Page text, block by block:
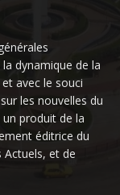
dynamique de la
avec le souci
les nouvelles du
un produit de la
éditrice du
et de